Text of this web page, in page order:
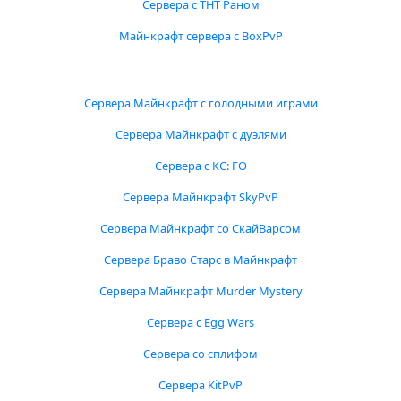
Сервера с ТНТ Раном
Майнкрафт сервера с BoxPvP
Сервера Майнкрафт с голодными играми
Сервера Майнкрафт с дуэлями
Сервера с КС: ГО
Сервера Майнкрафт SkyPvP
Сервера Майнкрафт со СкайВарсом
Сервера Браво Старс в Майнкрафт
Сервера Майнкрафт Murder Mystery
Сервера с Egg Wars
Сервера со сплифом
Сервера KitPvP